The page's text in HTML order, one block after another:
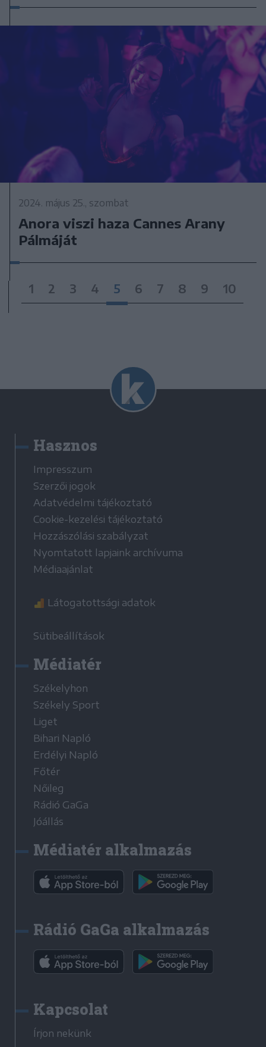
2024. május 25., szombat
Anora viszi haza Cannes Arany
Pálmáját
1 2 3 4 5 6 7 8 9 10
Hasznos
Impresszum
Szerzői jogok
Adatvédelmi tájékoztató
Cookie-kezelési tájékoztató
Hozzászólási szabályzat
Nyomtatott lapjaink archívuma
Médiaajánlat
Látogatottsági adatok
Sütibeállítások
Médiatér
Székelyhon
Székely Sport
Liget
Bihari Napló
Erdélyi Napló
Főtér
Nőileg
Rádió GaGa
Jóállás
Médiatér alkalmazás
Rádió GaGa alkalmazás
Kapcsolat
Írjon nekünk